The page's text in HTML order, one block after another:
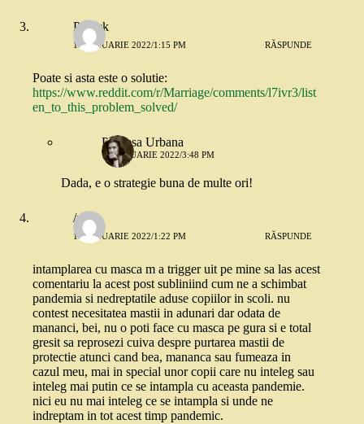
Patrick
13 IANUARIE 2022/1:15 PM RĂSPUNDE
Poate si asta este o solutie:
https://www.reddit.com/r/Marriage/comments/l7ivr3/list
en_to_this_problem_solved/
Printesa Urbana
13 IANUARIE 2022/3:48 PM
Dada, e o strategie buna de multe ori!
/meh
13 IANUARIE 2022/1:22 PM RĂSPUNDE
intamplarea cu masca m a trigger uit pe mine sa las acest
comentariu la acest post subliniind cum ne a schimbat
pandemia si nedreptatile aduse copiilor in scoli. nu
contest necesitatea mastii in adunari dar odata de
mananci, bei, nu o poti face cu masca pe gura si e total
gresit sa reprosezi cuiva despre purtarea mastii de
protectie atunci cand bea, mananca sau fumeaza in
cazul meu, mai in special unor copii care nu inteleg sau
inteleg mai putin ce se intampla cu aceasta pandemie.
nici eu nu mai inteleg ce se intampla si unde ne
indreptam in tot acest timp pandemic.